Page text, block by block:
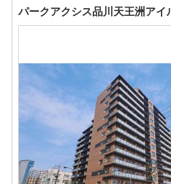
パークアクシス品川天王洲アイ